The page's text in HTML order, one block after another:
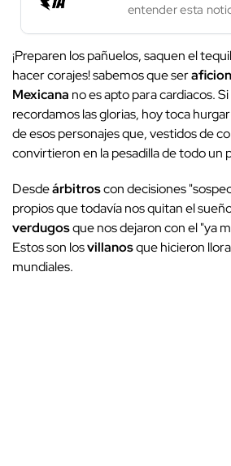
entender esta
¡Preparen los pañuelos, saquen el
hacer corajes! sabemos que ser
Mexicana no es apto para cardiacos.
recordamos las glorias, hoy toca
de esos personajes que, vestidos de
convirtieron en la pesadilla de todo un
Desdeárbitroscon decisiones
propios que todavía nos quitan el
verdugosque nos dejaron con el "ya
Estos son losvillanosque hicieron
mundiales.